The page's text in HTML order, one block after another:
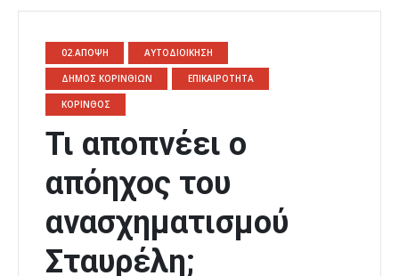
02.ΑΠΟΨΗ ΑΥΤΟΔΙΟΙΚΗΣΗ
ΔΗΜΟΣ ΚΟΡΙΝΘΙΩΝ ΕΠΙΚΑΙΡΟΤΗΤΑ
ΚΟΡΙΝΘΟΣ
Τι αποπνέει ο
απόηχος του
ανασχηματισμού
Σταυρέλη;